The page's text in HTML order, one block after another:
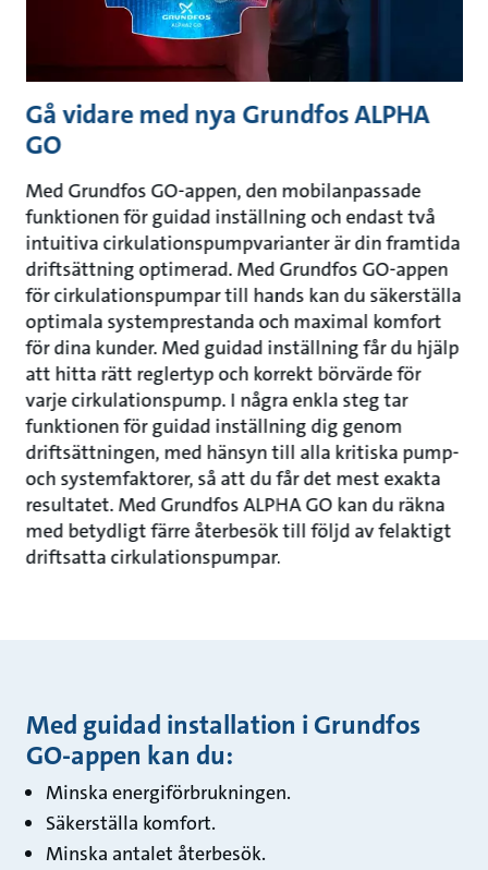
Gå vidare med nya Grundfos ALPHA
GO
Med Grundfos GO-appen, den mobilanpassade
funktionen för guidad inställning och endast två
intuitiva cirkulationspumpvarianter är din framtida
driftsättning optimerad. Med Grundfos GO-appen
för cirkulationspumpar till hands kan du säkerställa
optimala systemprestanda och maximal komfort
för dina kunder. Med guidad inställning får du hjälp
att hitta rätt reglertyp och korrekt börvärde för
varje cirkulationspump. I några enkla steg tar
funktionen för guidad inställning dig genom
driftsättningen, med hänsyn till alla kritiska pump-
och systemfaktorer, så att du får det mest exakta
resultatet. Med Grundfos ALPHA GO kan du räkna
med betydligt färre återbesök till följd av felaktigt
driftsatta cirkulationspumpar.
Med guidad installation i Grundfos
GO-appen kan du:
Minska energiförbrukningen.
Säkerställa komfort.
Minska antalet återbesök.